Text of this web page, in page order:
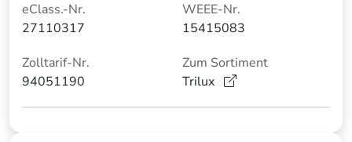
eClass.-Nr.
27110317
WEEE-Nr.
15415083
Zolltarif-Nr.
94051190
Zum Sortiment
Trilux